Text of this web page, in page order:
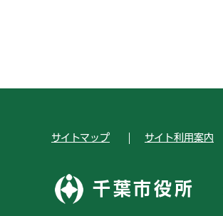
サイトマップ サイト利用案内
千葉市役所